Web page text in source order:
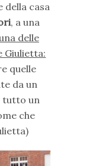
della casa
, a una
delle
Giulietta:
quelle
da un
tutto un
che